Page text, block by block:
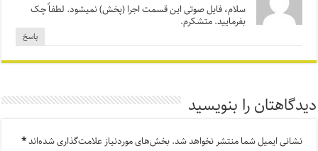
سلام، فایل صوتی این قسمت اجرا (پخش) نمیشود. لطفاً چک
بفرمایید. متشکرم.
پاسخ
دیدگاهتان را بنویسید
نشانی ایمیل شما منتشر نخواهد شد.بخش‌های موردنیاز علامت‌گذاری شده‌اند*